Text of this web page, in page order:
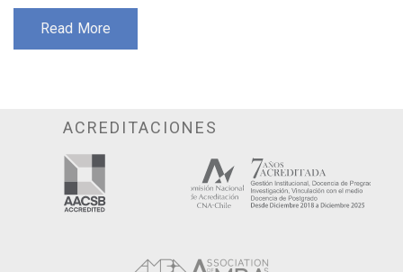
Read More
ACREDITACIONES